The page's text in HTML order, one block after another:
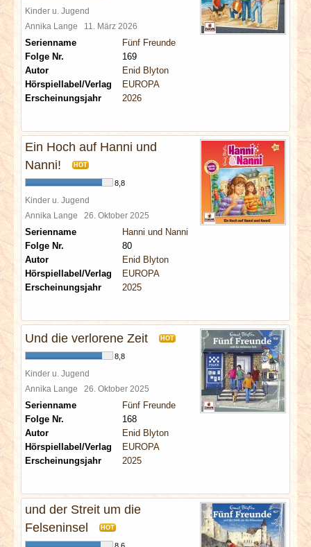
Kinder u. Jugend
Annika Lange 11. März 2026
Serienname
Fünf Freunde
Folge Nr.
169
Autor
Enid Blyton
Hörspiellabel/Verlag
EUROPA
Erscheinungsjahr
2026
Ein Hoch auf Hanni und
Nanni!
HOT
8,8
Kinder u. Jugend
Annika Lange 26. Oktober 2025
Serienname
Hanni und Nanni
Folge Nr.
80
Autor
Enid Blyton
Hörspiellabel/Verlag
EUROPA
Erscheinungsjahr
2025
Und die verlorene Zeit HOT
8,8
Kinder u. Jugend
Annika Lange 26. Oktober 2025
Serienname
Fünf Freunde
Folge Nr.
168
Autor
Enid Blyton
Hörspiellabel/Verlag
EUROPA
Erscheinungsjahr
2025
und der Streit um die
Felseninsel
HOT